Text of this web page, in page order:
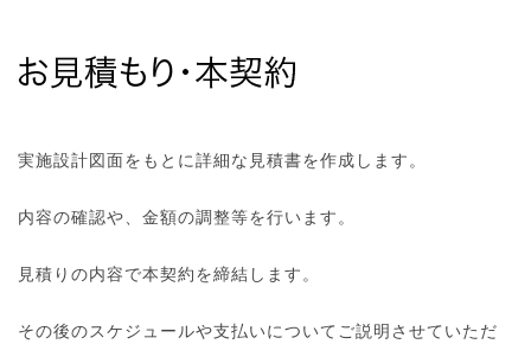
実施設計図面をもとに詳細な見積書を作成します。
内容の確認や、金額の調整等を行います。
見積りの内容で本契約を締結します。
その後のスケジュールや支払いについてご説明させていただ